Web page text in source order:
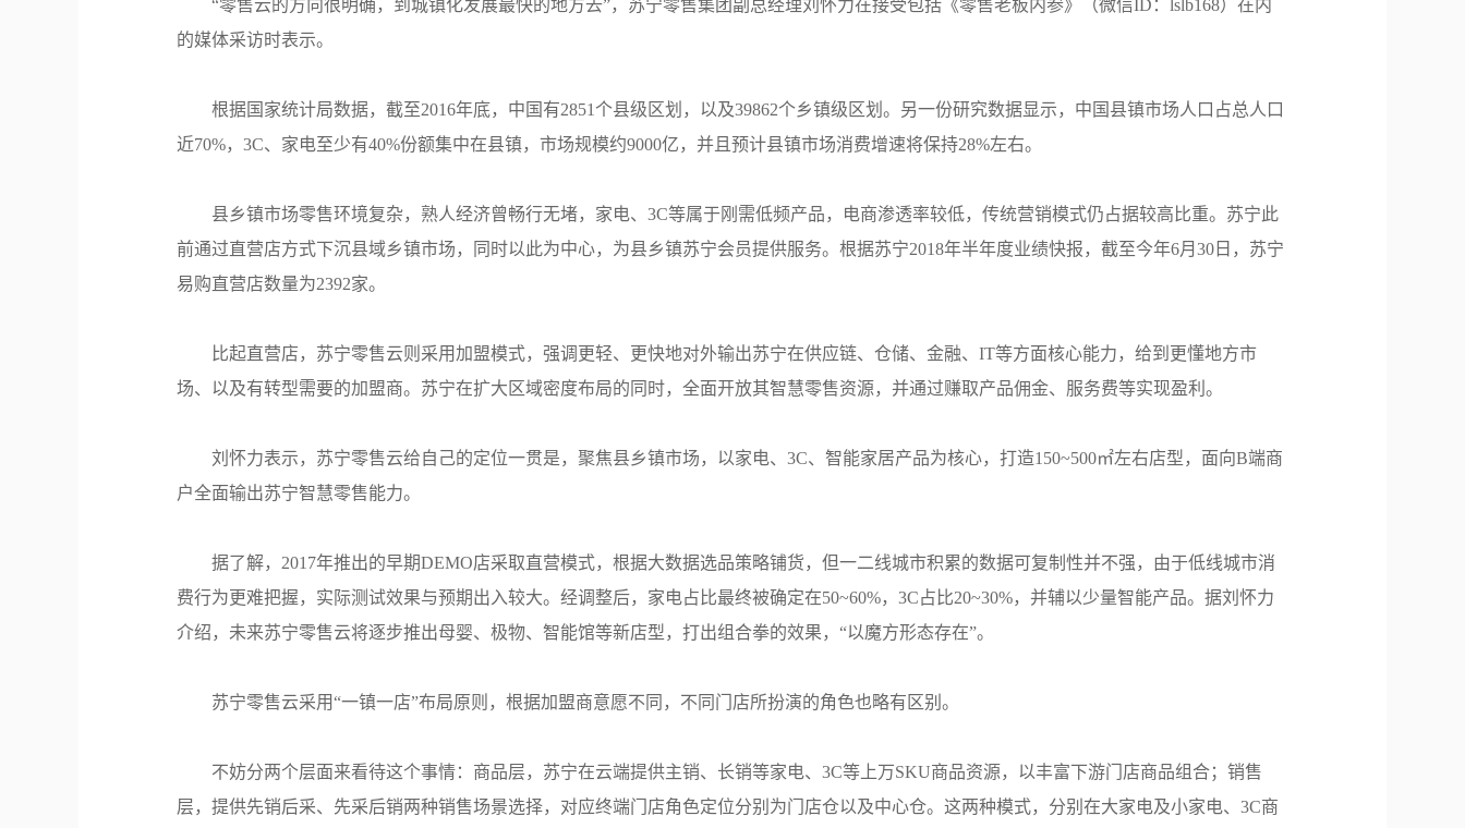
“零售云的方向很明确，到城镇化发展最快的地方去”，苏宁零售集团副总经理刘怀力在接受包括《零售老板内参》（微信ID：lslb168）在内
的媒体采访时表示。
根据国家统计局数据，截至2016年底，中国有2851个县级区划，以及39862个乡镇级区划。另一份研究数据显示，中国县镇市场人口占总人口
近70%，3C、家电至少有40%份额集中在县镇，市场规模约9000亿，并且预计县镇市场消费增速将保持28%左右。
县乡镇市场零售环境复杂，熟人经济曾畅行无堵，家电、3C等属于刚需低频产品，电商渗透率较低，传统营销模式仍占据较高比重。苏宁此
前通过直营店方式下沉县域乡镇市场，同时以此为中心，为县乡镇苏宁会员提供服务。根据苏宁2018年半年度业绩快报，截至今年6月30日，苏宁
易购直营店数量为2392家。
比起直营店，苏宁零售云则采用加盟模式，强调更轻、更快地对外输出苏宁在供应链、仓储、金融、IT等方面核心能力，给到更懂地方市
场、以及有转型需要的加盟商。苏宁在扩大区域密度布局的同时，全面开放其智慧零售资源，并通过赚取产品佣金、服务费等实现盈利。
刘怀力表示，苏宁零售云给自己的定位一贯是，聚焦县乡镇市场，以家电、3C、智能家居产品为核心，打造150~500㎡左右店型，面向B端商
户全面输出苏宁智慧零售能力。
据了解，2017年推出的早期DEMO店采取直营模式，根据大数据选品策略铺货，但一二线城市积累的数据可复制性并不强，由于低线城市消
费行为更难把握，实际测试效果与预期出入较大。经调整后，家电占比最终被确定在50~60%，3C占比20~30%，并辅以少量智能产品。据刘怀力
介绍，未来苏宁零售云将逐步推出母婴、极物、智能馆等新店型，打出组合拳的效果，“以魔方形态存在”。
苏宁零售云采用“一镇一店”布局原则，根据加盟商意愿不同，不同门店所扮演的角色也略有区别。
不妨分两个层面来看待这个事情：商品层，苏宁在云端提供主销、长销等家电、3C等上万SKU商品资源，以丰富下游门店商品组合；销售
层，提供先销后采、先采后销两种销售场景选择，对应终端门店角色定位分别为门店仓以及中心仓。这两种模式，分别在大家电及小家电、3C商